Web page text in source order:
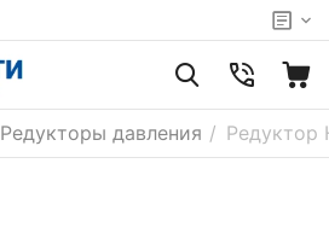
Редукторы давления / Редуктор